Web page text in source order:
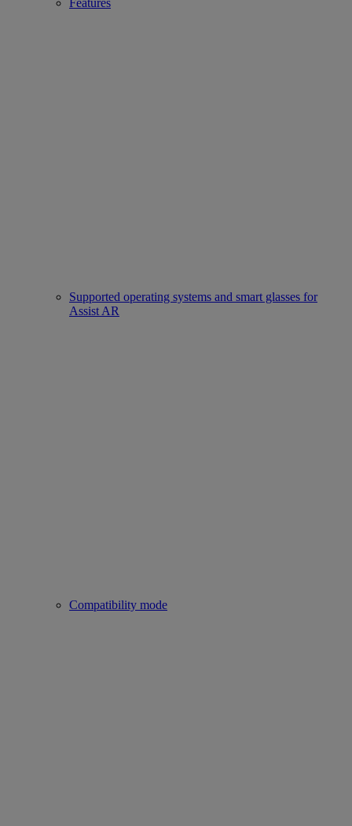
Features
Supported operating systems and smart glasses for
Assist AR
Compatibility mode